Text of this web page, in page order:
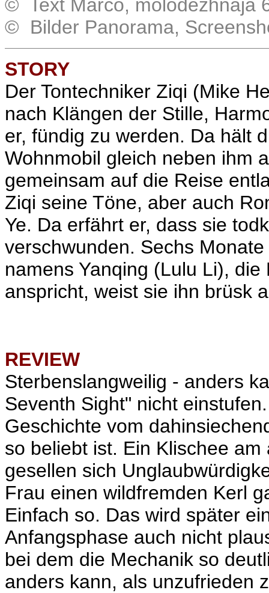
© Text Marco, molodezhnaja
© Bilder Panorama,
STORY
Der Tontechniker Ziqi (Mike
nach Klängen der Stille,
er, fündig zu werden. Da hält
Wohnmobil gleich neben ihm
gemeinsam auf die Reise
Ziqi seine Töne, aber auch
Ye. Da erfährt er, dass sie
verschwunden. Sechs
namens Yanqing (Lulu Li),
anspricht, weist sie ihn brüsk
REVIEW
Sterbenslangweilig - anders
Seventh Sight" nicht
Geschichte vom
so beliebt ist. Ein Klischee
gesellen sich
Frau einen wildfremden Kerl
Einfach so. Das wird später
Anfangsphase auch nicht
bei dem die Mechanik so
anders kann, als unzufrieden